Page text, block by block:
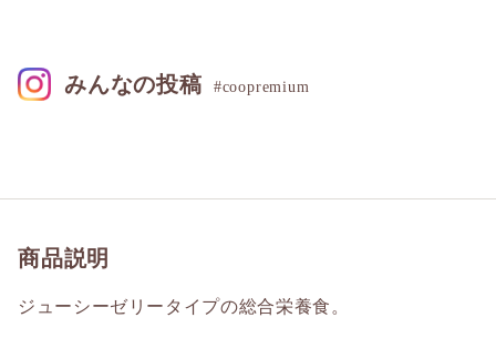
商品説明
ジューシーゼリータイプの総合栄養食。
みんなの投稿 #coopremium